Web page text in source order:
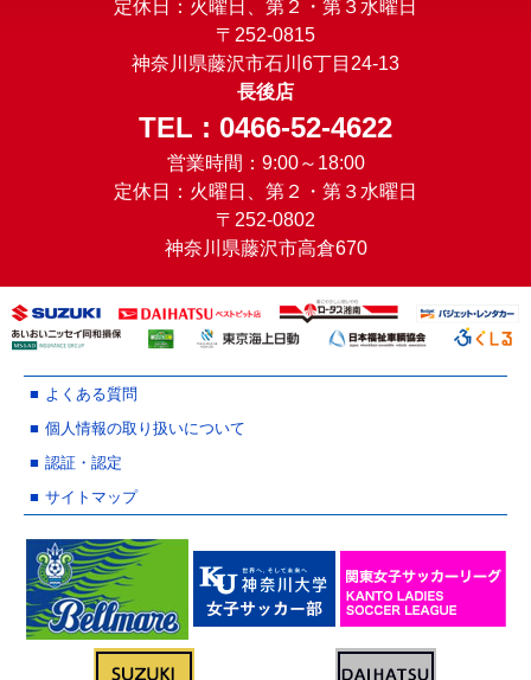
定休日：火曜日、第２・第３水曜日
〒252-0815
神奈川県藤沢市石川6丁目24-13
長後店
TEL : 0466-52-4622
営業時間：9:00～18:00
定休日：火曜日、第２・第３水曜日
〒252-0802
神奈川県藤沢市高倉670
よくある質問
個人情報の取り扱いについて
認証・認定
サイトマップ